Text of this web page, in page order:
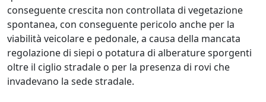
conseguente crescita non controllata di vegetazione
spontanea, con conseguente pericolo anche per la
viabilità veicolare e pedonale, a causa della mancata
regolazione di siepi o potatura di alberature sporgenti
oltre il ciglio stradale o per la presenza di rovi che
invadevano la sede stradale.